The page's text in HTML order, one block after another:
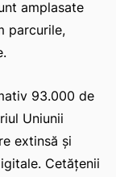
amplasate
parcurile,
93.000 de
Uniunii
extinsă și
Cetățenii